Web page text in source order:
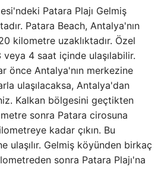
Patara Plajı Gelmiş
Patara Beach, Antalya'nın
kilometre uzaklıktadır. Özel
4 saat içinde ulaşılabilir.
önce Antalya'nın merkezine
ulaşılacaksa, Antalya'dan
Kalkan bölgesini geçtikten
sonra Patara cirosuna
kadar çıkın. Bu
ulaşılır. Gelmiş köyünden birkaç
sonra Patara Plajı'na